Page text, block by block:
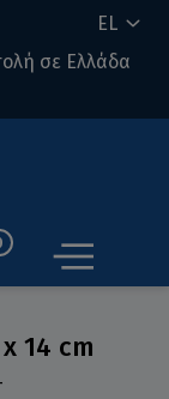
EL
σε Ελλάδα
14 cm